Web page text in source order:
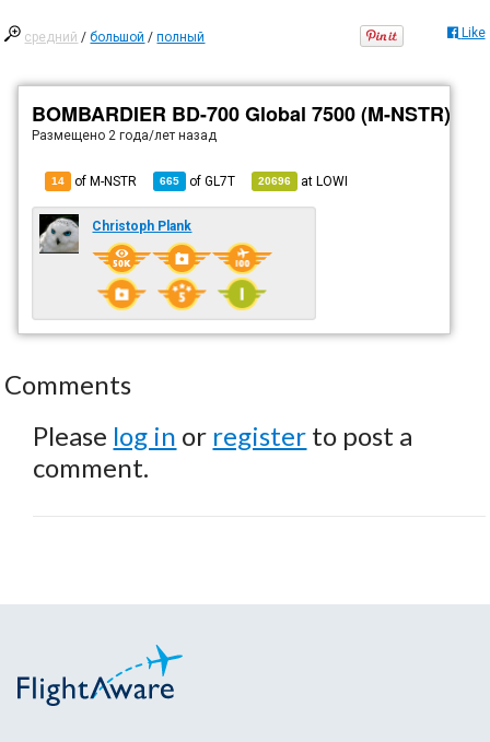
средний /большой /полный Like
BOMBARDIER BD-700 Global 7500 (M-NSTR)
Размещено 2 года/лет назад
14 of M-NSTR 665 ofGL7T 20696 atLOWI
Christoph Plank
Comments
Please log in or register to post a
comment.